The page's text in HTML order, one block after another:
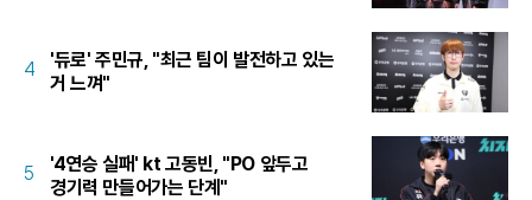
4
'듀로' 주민규, "최근 팀이 발전하고 있는
거 느껴"
5
'4연승 실패' kt 고동빈, "PO 앞두고
경기력 만들어가는 단계"